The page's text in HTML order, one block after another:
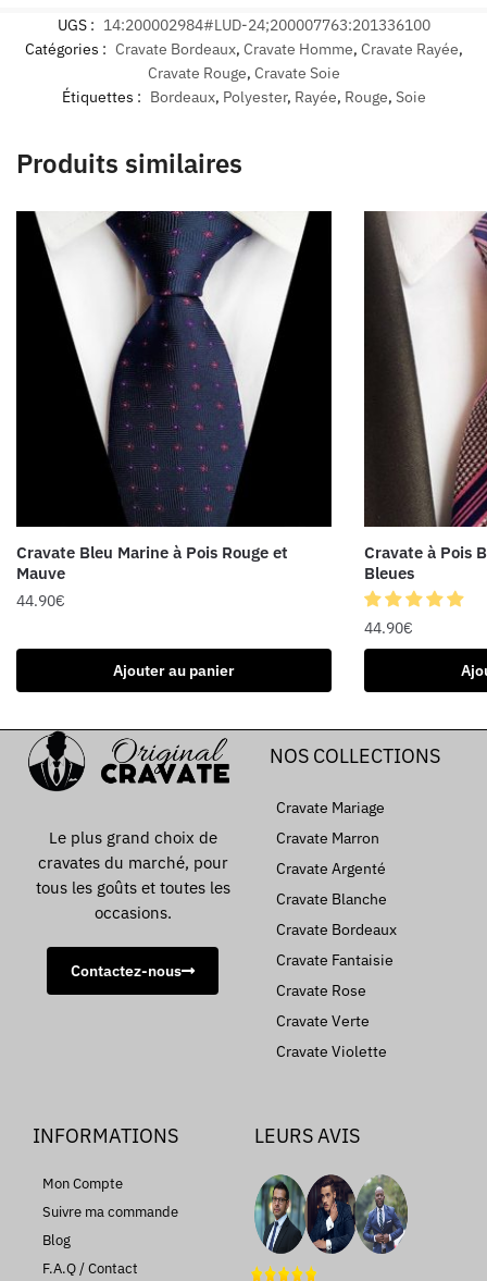
UGS : 14:200002984#LUD-24;200007763:201336100
Catégories : Cravate Bordeaux, Cravate Homme, Cravate Rayée,
Cravate Rouge, Cravate Soie
Étiquettes : Bordeaux, Polyester, Rayée, Rouge, Soie
Produits similaires
Cravate Bleu Marine à Pois Rouge et
Mauve
44.90€
Ajouter au panier
Cravate à Pois
Bleues
44.90€
Le plus grand choix de
cravates du marché, pour
tous les goûts et toutes les
occasions.
Contactez-nous
NOS COLLECTIONS
Cravate Mariage
Cravate Marron
Cravate Argenté
Cravate Blanche
Cravate Bordeaux
Cravate Fantaisie
Cravate Rose
Cravate Verte
Cravate Violette
INFORMATIONS
Mon Compte
Suivre ma commande
Blog
F.A.Q / Contact
LEURS AVIS